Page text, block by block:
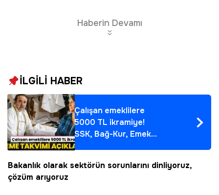
Haberin Devamı
İLGİLİ HABER
Çalışan emeklilere
5000 TL ikramiye!
SSK, Bağ-Kur, Emekli
Sandığı mensubu tüm
tarih açıklandı
Bakanlık olarak sektörün sorunlarını dinliyoruz,
çözüm arıyoruz